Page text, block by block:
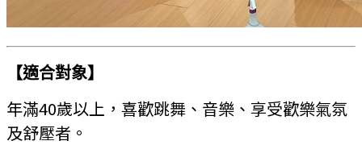
【適合對象】
年滿40歲以上， 喜歡跳舞、音樂、享受歡樂氣氛
及舒壓者。